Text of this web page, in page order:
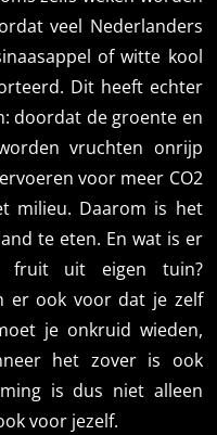
veel Nederlanders
of witte kool
Dit heeft echter
doordat de groente en
vruchten onrijp
voor meer CO2
milieu. Daarom is het
te eten. En wat is er
fruit uit eigen tuin?
er ook voor dat je zelf
je onkruid wieden,
het zover is ook
is dus niet alleen
voor jezelf.